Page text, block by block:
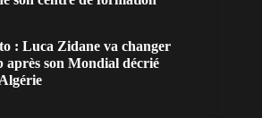
: Luca Zidane va changer
après son Mondial décrié